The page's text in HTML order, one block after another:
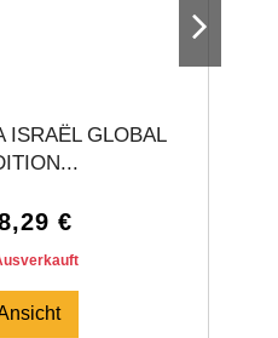
ISRAËL GLOBAL
€